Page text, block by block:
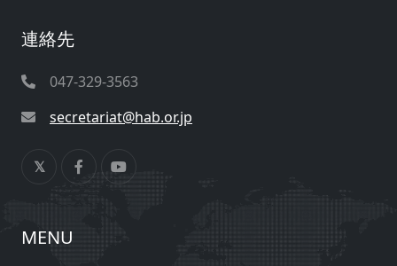
連絡先
047-329-3563
secretariat@hab.or.jp
MENU